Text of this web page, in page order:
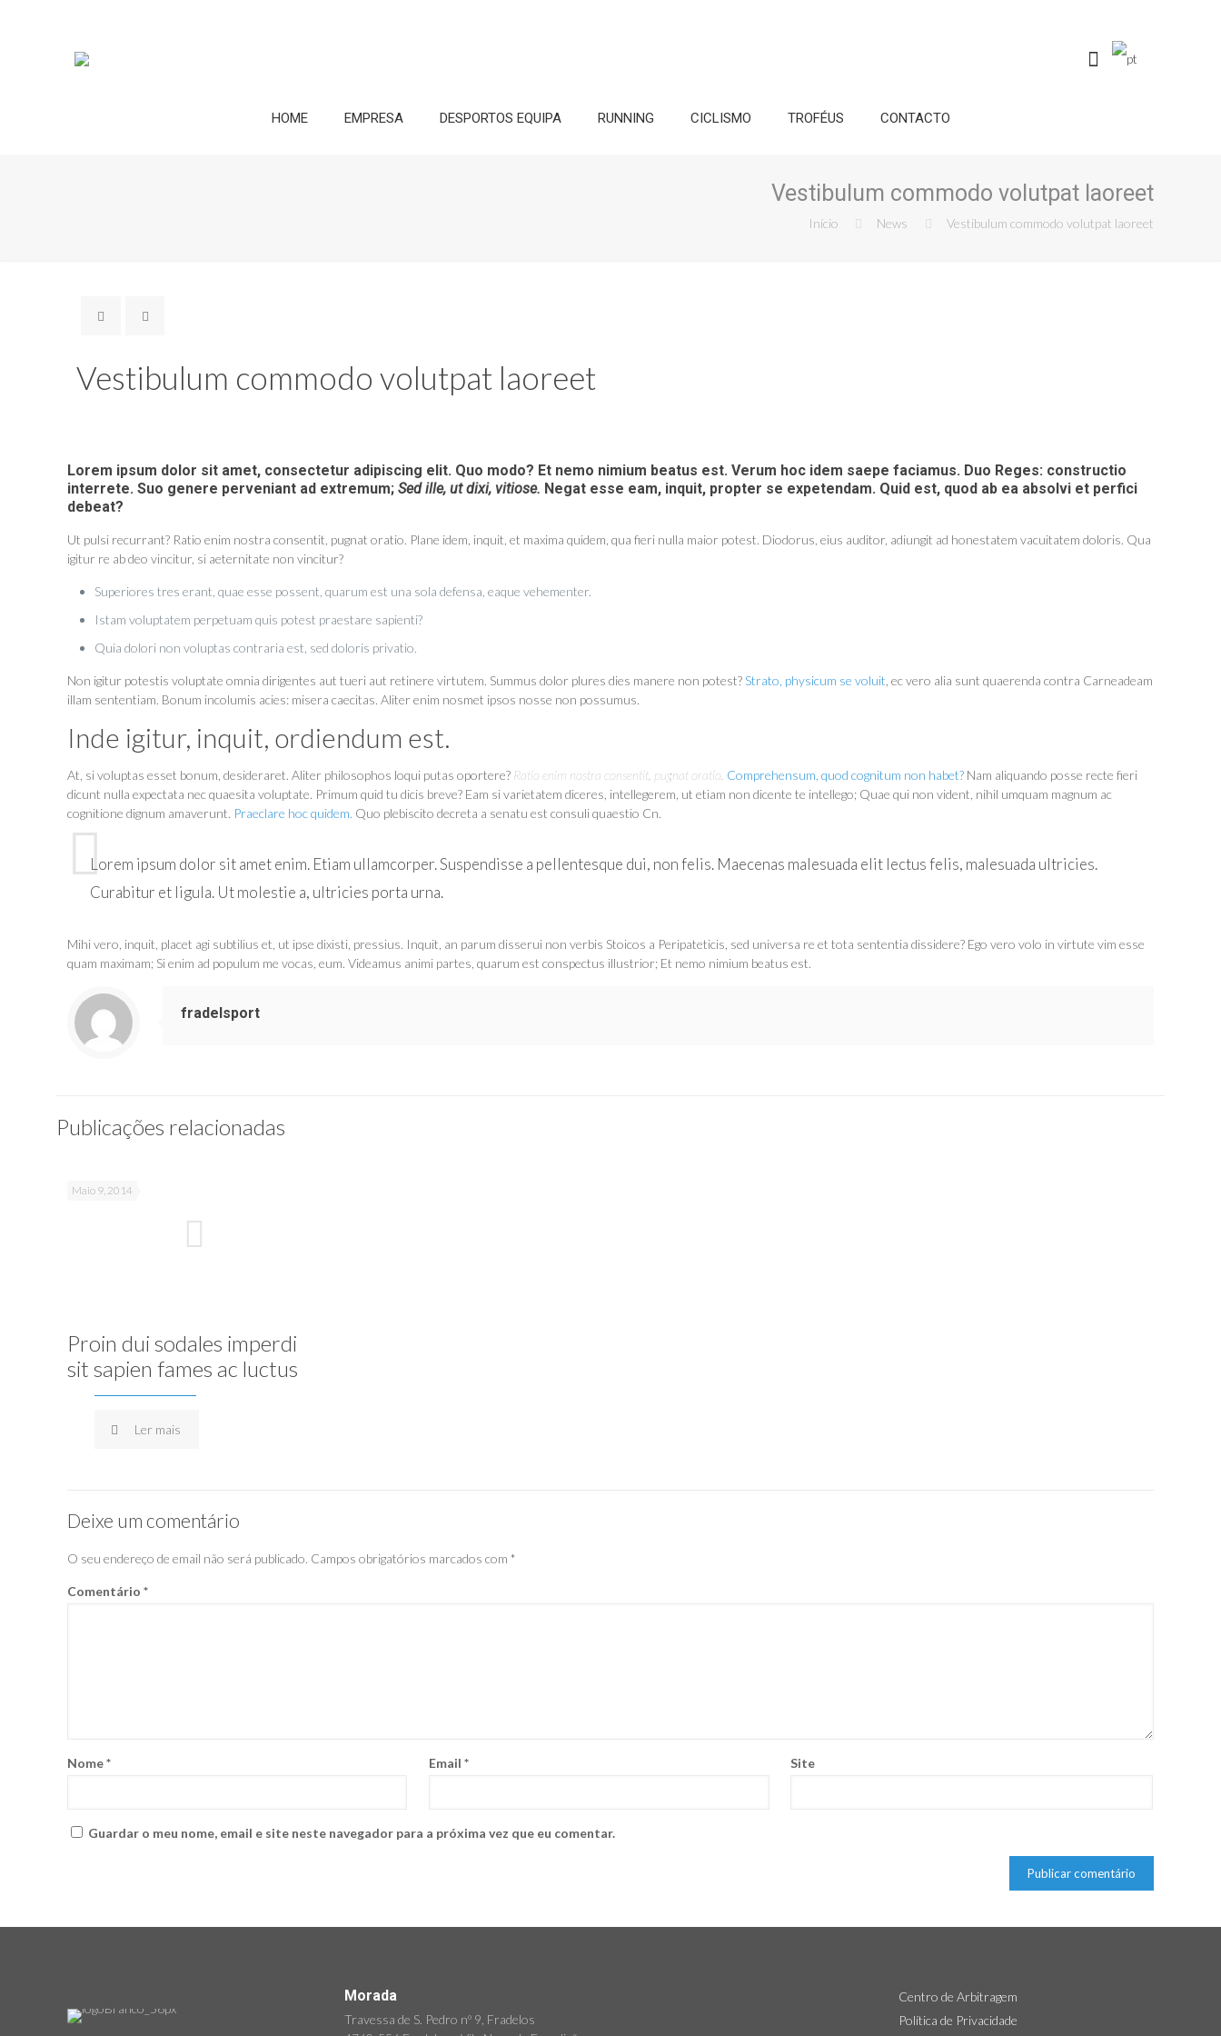
HOME EMPRESA DESPORTOS EQUIPA RUNNING CICLISMO TROFÉUS CONTACTO
Vestibulum commodo volutpat laoreet
Início News Vestibulum commodo volutpat laoreet
Vestibulum commodo volutpat laoreet
Lorem ipsum dolor sit amet, consectetur adipiscing elit. Quo modo? Et nemo nimium beatus est.Verum hoc idem saepe faciamus. Duo Reges: constructio
interrete. Suo genere perveniant ad extremum;Sed ille, ut dixi, vitiose. Negat esse eam, inquit, propter se expetendam. Quid est, quod ab ea absolvi et perfici
debeat?
Ut pulsi recurrant? Ratio enim nostra consentit, pugnat oratio. Plane idem, inquit, et maxima quidem, qua fieri nulla maior potest. Diodorus, eius auditor, adiungit ad honestatem vacuitatem doloris. Qua
igitur re ab deo vincitur, si aeternitate non vincitur?
Superiores tres erant, quae esse possent, quarum est una sola defensa, eaque vehementer.
Istam voluptatem perpetuam quis potest praestare sapienti?
Quia dolori non voluptas contraria est, sed doloris privatio.
Non igitur potestis voluptate omnia dirigentes aut tueri aut retinere virtutem. Summus dolor plures dies manere non potest?Strato, physicum se voluit , ec vero alia sunt quaerenda contra Carneadeam
illam sententiam. Bonum incolumis acies: misera caecitas. Aliter enim nosmet ipsos nosse non possumus.
Inde igitur, inquit, ordiendum est.
At, si voluptas esset bonum, desideraret. Aliter philosophos loqui putas oportere? Ratio enim nostra consentit, pugnat oratio. Comprehensum, quod cognitum non habet? Nam aliquando posse recte fieri
dicunt nulla expectata nec quaesita voluptate. Primum quid tu dicis breve? Eam si varietatem diceres, intellegerem, ut etiam non dicente te intellego; Quae qui non vident, nihil umquam magnum ac
cognitione dignum amaverunt. Praeclare hoc quidem. Quo plebiscito decreta a senatu est consuli quaestio Cn.
Lorem ipsum dolor sit amet enim. Etiam ullamcorper. Suspendisse a pellentesque dui, non felis. Maecenas malesuada elit lectus felis, malesuada ultricies.
Curabitur et ligula. Ut molestie a, ultricies porta urna.
Mihi vero, inquit, placet agi subtilius et, ut ipse dixisti, pressius. Inquit, an parum disserui non verbis Stoicos a Peripateticis, sed universa re et tota sententia dissidere? Ego vero volo in virtute vim esse
quam maximam; Si enim ad populum me vocas, eum. Videamus animi partes, quarum est conspectus illustrior; Et nemo nimium beatus est.
fradelsport
Publicações relacionadas
Maio 9, 2014
Proin dui sodales imperdi
sit sapien fames ac luctus
Ler mais
Deixe um comentário
O seu endereço de email não será publicado. Campos obrigatórios marcados com*
Comentário*
Nome* Email* Site
Guardar o meu nome, email e site neste navegador para a próxima vez que eu comentar.
Morada
Travessa de S. Pedro nº 9, Fradelos
Centro de Arbitragem
Política de Privacidade